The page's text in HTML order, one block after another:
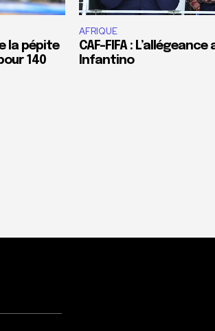
la pépite
140
AFRIQUE
CAF-FIFA : L’allégeance
Infantino